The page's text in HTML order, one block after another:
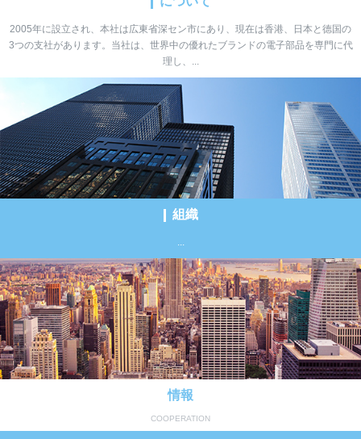
2005年に設立され、本社は広東省深セン市にあり、現在は香港、日本と德国の
3つの支社があります。当社は、世界中の優れたブランドの電子部品を専門に代
理し、...
組織
...
情報
COOPERATION